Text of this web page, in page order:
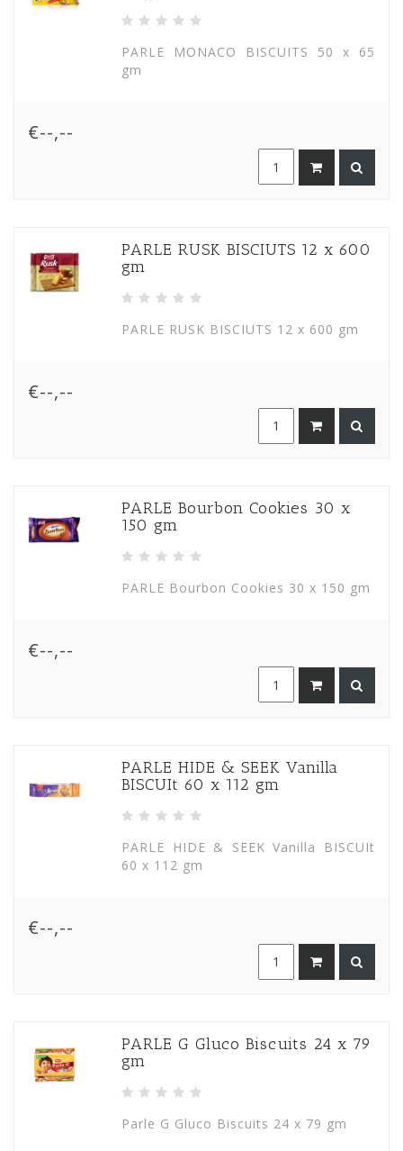
PARLE MONACO BISCUITS 50 x 65
gm
€--,--
PARLE RUSK BISCIUTS 12 x 600
gm
PARLE RUSK BISCIUTS 12 x 600 gm
€--,--
PARLE Bourbon Cookies 30 x
150 gm
PARLE Bourbon Cookies 30 x 150 gm
€--,--
PARLE HIDE & SEEK Vanilla
BISCUIt 60 x 112 gm
PARLE HIDE & SEEK Vanilla BISCUIt
60 x 112 gm
€--,--
PARLE G Gluco Biscuits 24 x 79
gm
Parle G Gluco Biscuits 24 x 79 gm